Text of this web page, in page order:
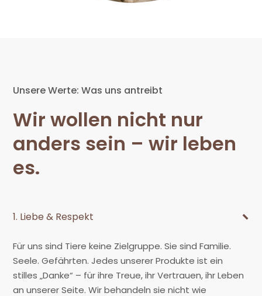
Unsere Werte: Was uns antreibt
Wir wollen nicht nur
anders sein – wir leben
es.
1. Liebe & Respekt −
Für uns sind Tiere keine Zielgruppe. Sie sind Familie.
Seele. Gefährten. Jedes unserer Produkte ist ein
stilles „Danke“ – für ihre Treue, ihr Vertrauen, ihr Leben
an unserer Seite. Wir behandeln sie nicht wie